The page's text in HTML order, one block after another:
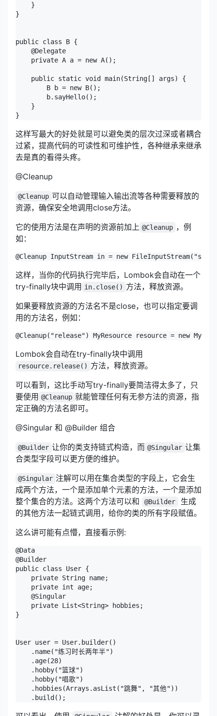
    }
}
public class B {
    @Delegate
    private A a = new A();
    public static void main(String[] args) {
        B b = new B();
        b.sayHello();
    }
}
这样写最大的好处就是可以避免类的层次过深或者耦合
过紧，提高代码的可读性和可维护性，各种继承来继承
去是真的看得头疼。
@Cleanup
@Cleanup 可以自动管理输入输出流等各种需要释放的
资源，确保安全地调用close方法。
它的使用方法是在声明的资源前加上 @Cleanup ，例
如：
@Cleanup InputStream in = new
这样，当你的代码执行完毕后，Lombok会自动在一个
try-finally块中调用 in.close() 方法，释放资源。
如果要释放资源的方法名不是close，也可以指定要调
用的方法名，例如：
@Cleanup("release") MyResource resource = new
Lombok会自动在try-finally块中调用
resource.release() 方法，释放资源。
可以看到，这比手动写try-finally要简洁得太多了，只
要使用 @Cleanup 就能管理任何有无参方法的资源，指
定正确的方法名即可。
@Singular 和 @Builder 组合
@Builder 让你的类支持链式构造，而 @Singular 让集
合类型字段可以更方便的维护。
@Singular 注解可以用在集合类型的字段上，它会生
成两个方法，一个是添加单个元素的方法，一个是添加
整个集合的方法。这两个方法可以和
@Builder
生成
的其他方法一起链式调用，给你的类的所有字段赋值。
这么讲可能有点懵，直接看示例:
@Data
@Builder
public class User {
    private String name;
    private int age;
    @Singular
    private List<String> hobbies;
}
User user = User.builder()
    .name("练习时长两年半")
    .age(28)
    .hobby("篮球")
    .hobby("唱歌")
    .hobbies(Arrays.asList("跳舞", "其他"))
    .build();